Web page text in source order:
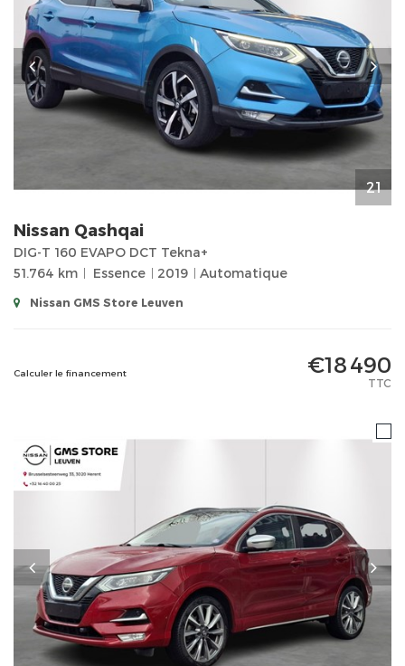
21
Nissan Qashqai
DIG-T 160 EVAPO DCT Tekna+
51.764 km
Essence 2019 Automatique
Nissan GMS Store Leuven
Calculer le financement €18 490
TTC